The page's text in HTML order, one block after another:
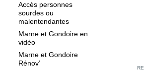
Accès personnes
sourdes ou
malentendantes
Marne et Gondoire en
vidéo
Marne et Gondoire
Rénov’